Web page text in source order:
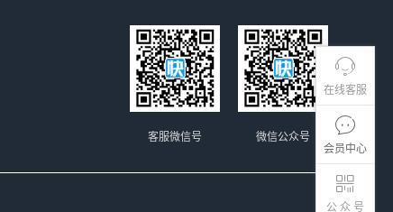
在线客服
会员中心
公 众 号
微信公众号
客服微信号